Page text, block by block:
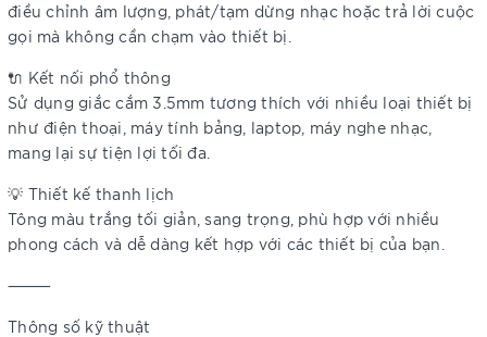
điều chỉnh âm lượng, phát/tạm dừng nhạc hoặc trả lời cuộc
gọi mà không cần chạm vào thiết bị.
🔌 Kết nối phổ thông
Sử dụng giắc cắm 3.5mm tương thích với nhiều loại thiết bị
như điện thoại, máy tính bảng, laptop, máy nghe nhạc,
mang lại sự tiện lợi tối đa.
💡 Thiết kế thanh lịch
Tông màu trắng tối giản, sang trọng, phù hợp với nhiều
phong cách và dễ dàng kết hợp với các thiết bị của bạn.
⸻
Thông số kỹ thuật